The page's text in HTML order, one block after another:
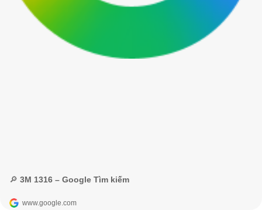
🔎 3M 1316 – Google Tìm kiếm
www.google.com